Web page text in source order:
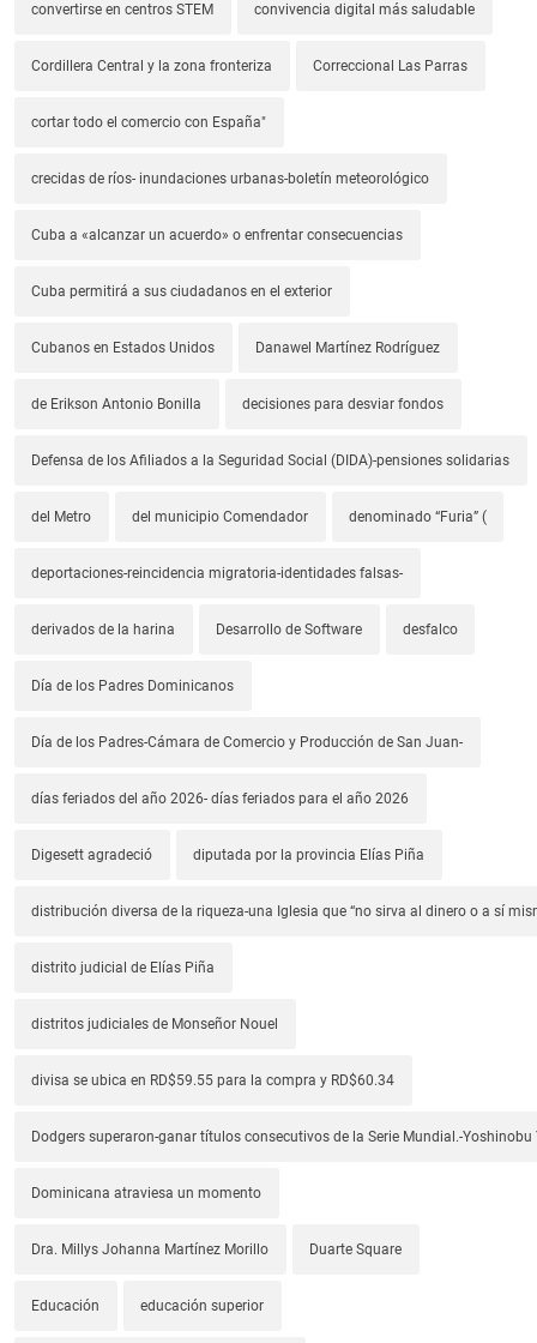
convertirse en centros STEM convivencia digital más saludable
Cordillera Central y la zona fronteriza Correccional Las Parras
cortar todo el comercio con España"
crecidas de ríos- inundaciones urbanas-boletín meteorológico
Cuba a «alcanzar un acuerdo» o enfrentar consecuencias
Cuba permitirá a sus ciudadanos en el exterior
Cubanos en Estados Unidos Danawel Martínez Rodríguez
de Erikson Antonio Bonilla decisiones para desviar fondos
Defensa de los Afiliados a la Seguridad Social (DIDA)-pensiones solidarias
del Metro del municipio Comendador denominado “Furia” (
deportaciones-reincidencia migratoria-identidades falsas-
derivados de la harina Desarrollo de Software desfalco
Día de los Padres Dominicanos
Día de los Padres-Cámara de Comercio y Producción de San Juan-
días feriados del año 2026- días feriados para el año 2026
Digesett agradeció diputada por la provincia Elías Piña
distribución diversa de la riqueza-una Iglesia que “no sirva al dinero o a sí
distrito judicial de Elías Piña
distritos judiciales de Monseñor Nouel
divisa se ubica en RD$59.55 para la compra y RD$60.34
Dodgers superaron-ganar títulos consecutivos de la Serie Mundial.-
Dominicana atraviesa un momento
Dra. Millys Johanna Martínez Morillo Duarte Square
Educación educación superior